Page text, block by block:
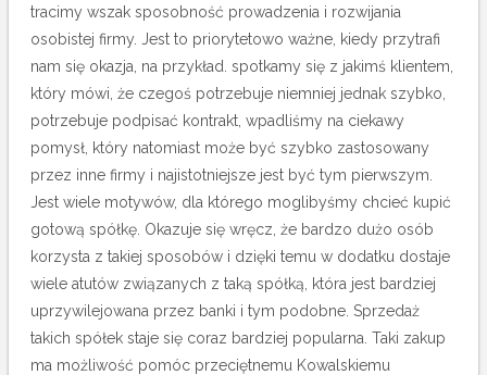
tracimy wszak sposobność prowadzenia i rozwijania
osobistej firmy. Jest to priorytetowo ważne, kiedy przytrafi
nam się okazja, na przykład. spotkamy się z jakimś klientem,
który mówi, że czegoś potrzebuje niemniej jednak szybko,
potrzebuje podpisać kontrakt, wpadliśmy na ciekawy
pomysł, który natomiast może być szybko zastosowany
przez inne firmy i najistotniejsze jest być tym pierwszym.
Jest wiele motywów, dla którego moglibyśmy chcieć kupić
gotową spółkę. Okazuje się wręcz, że bardzo dużo osób
korzysta z takiej sposobów i dzięki temu w dodatku dostaje
wiele atutów związanych z taką spółką, która jest bardziej
uprzywilejowana przez banki i tym podobne. Sprzedaż
takich spółek staje się coraz bardziej popularna. Taki zakup
ma możliwość pomóc przeciętnemu Kowalskiemu